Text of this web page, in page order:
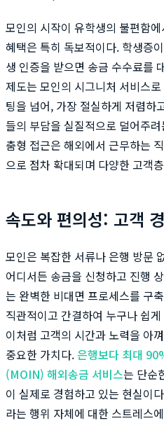
모인의 시작이 유학생의 불편함
혜택은 특히 독보적이다. 학생증
생 인증을 받으면 송금 수수료를
제도는 모인의 시그니처 서비스
팅을 넘어, 가장 절실하게 저렴하
들의 부담을 실질적으로 덜어주
춤형 접근은 해외에서 근무하는
으로 점차 확대되며 다양한 고객
속도와 편의성: 고객
모인은 복잡한 서류나 은행 방문
어디서든 송금을 신청하고 진행
는 완벽한 비대면 프로세스를 구
직관적이고 간결하여 누구나 쉽
이처럼 고객의 시간과 노력을 아
중요한 가치다.은행보다 최대
(MOIN) 해외송금 서비스는 단순
이 실제로 경험하고 있는 현실이
라는 행위 자체에 대한 스트레스